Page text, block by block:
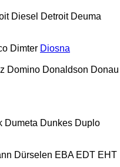
Diesel Detroit Deuma
Dimter Diosna
Domino Donaldson Donau
Dumeta Dunkes Duplo
Dürselen EBA EDT EHT